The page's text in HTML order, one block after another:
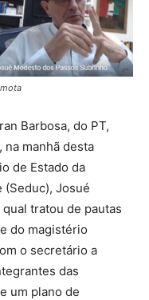
Barbosa, do PT,
manhã desta
de Estado da
(Seduc), Josué
tratou de pautas
do magistério
o secretário a
das
um plano de